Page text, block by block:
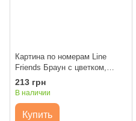
Картина по номерам Line
Friends Браун с цветком,
25х25 см, холст цветной,
Santi
213 грн
В наличии
Купить